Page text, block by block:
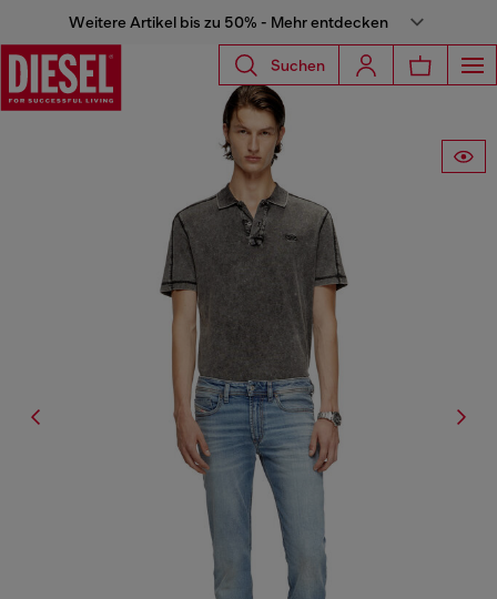
Weitere Artikel bis zu 50% - Mehr entdecken
Suchen